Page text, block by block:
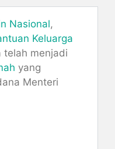
Nasional,
Keluarga
telah menjadi
yang
Menteri